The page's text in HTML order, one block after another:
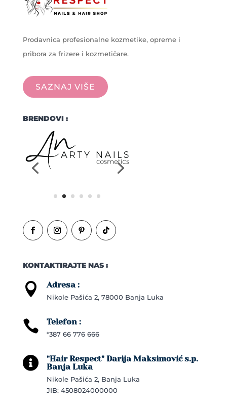
Prodavnica profesionalne kozmetike, opreme i
pribora za frizere i kozmetičare.
SAZNAJ VIŠE
BRENDOVI :
KONTAKTIRAJTE NAS :
 Adresa :
Nikole Pašića 2, 78000 Banja Luka
 Telefon :
*387 66 776 666

"Hair Respect" Darija Maksimović s.p.
Banja Luka
Nikole Pašića 2, Banja Luka
JIB: 4508024000000